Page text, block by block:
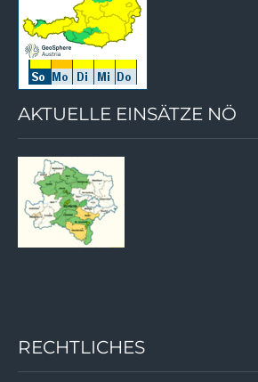
AKTUELLE EINSÄTZE NÖ
RECHTLICHES